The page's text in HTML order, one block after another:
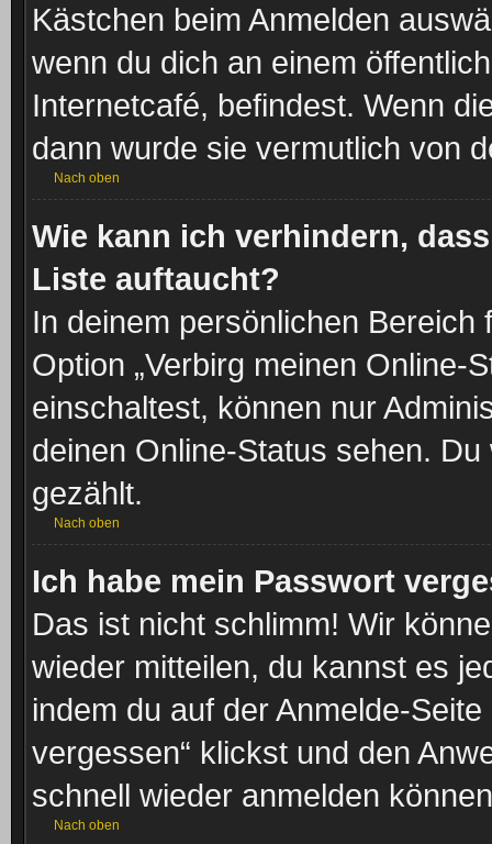
Kästchen beim Anmelden
wenn du dich an einem
Internetcafé, befindest. Wenn
dann wurde sie vermutlich von
Nach oben
Wie kann ich verhindern,
Liste auftaucht?
In deinem persönlichen
Option „Verbirg meinen Online-
einschaltest, können nur
deinen Online-Status sehen.
gezählt.
Nach oben
Ich habe mein Passwort
Das ist nicht schlimm! Wir
wieder mitteilen, du kannst es
indem du auf der Anmelde-
vergessen“ klickst und den
schnell wieder anmelden
Nach oben